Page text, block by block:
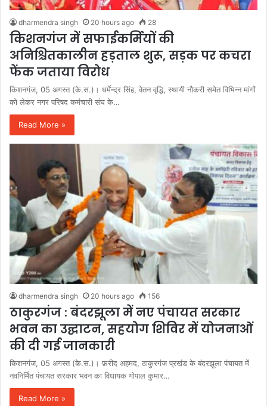
dharmendra singh 20 hours ago 28
किशनगंज में सफाईकर्मियों की
अनिश्चितकालीन हड़ताल शुरू, सड़क पर कचरा
फेंक जताया विरोध
किशनगंज, 05 अगस्त (के.स.)। धर्मेन्द्र सिंह, वेतन वृद्धि, स्थायी नौकरी समेत विभिन्न मांगों
को लेकर नगर परिषद कर्मचारी संघ के…
Read More »
dharmendra singh 20 hours ago 156
ठाकुरगंज : बंदरझूला में नए पंचायत सरकार
भवन का उद्घाटन, सहयोग शिविर में योजनाओं
की दी गई जानकारी
किशनगंज, 05 अगस्त (के.स.)। फ़रीद अहमद, ठाकुरगंज प्रखंड के बंदरझूला पंचायत में
नवनिर्मित पंचायत सरकार भवन का विधायक गोपाल कुमार…
Read More »